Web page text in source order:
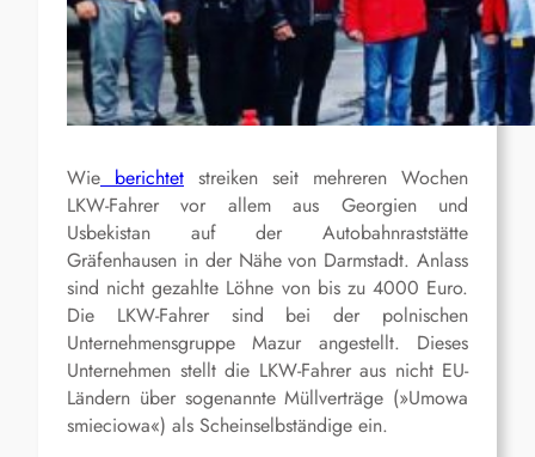
Wie berichtet streiken seit mehreren Wochen
LKW-Fahrer vor allem aus Georgien und
Usbekistan auf der Autobahnraststätte
Gräfenhausen in der Nähe von Darmstadt. Anlass
sind nicht gezahlte Löhne von bis zu 4000 Euro.
Die LKW-Fahrer sind bei der polnischen
Unternehmensgruppe Mazur angestellt. Dieses
Unternehmen stellt die LKW-Fahrer aus nicht EU-
Ländern über sogenannte Müllverträge (»Umowa
smieciowa«) als Scheinselbständige ein.